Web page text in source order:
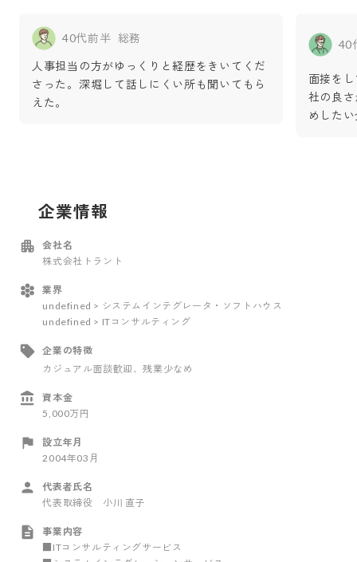
40代前半 総務
人事担当の方がゆっくりと経歴をきいてくだ
さった。深堀して話しにくい所も聞いてもら
えた。
40
面接を
社の良
めした
企業情報
会社名
株式会社トラント
業界
undefined > システムインテグレータ・ソフトハウス
undefined > ITコンサルティング
企業の特徴
カジュアル面談歓迎 、残業少なめ
資本金
5,000万円
設立年月
2004年03月
代表者氏名
代表取締役 小川 直子
事業内容
■ITコンサルティングサービス